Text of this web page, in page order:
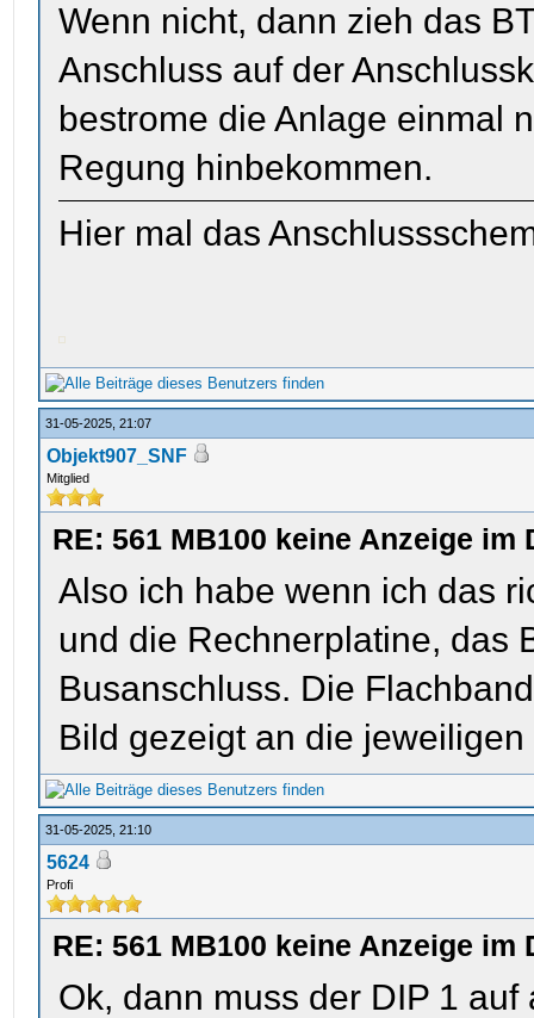
Wenn nicht, dann zieh das
Anschluss auf der
bestrome die Anlage einmal
Regung hinbekommen.
Hier mal das
31-05-2025, 21:07
Objekt907_SNF
Mitglied
RE: 561 MB100 keine Anzeige im
Also ich habe wenn ich das
und die Rechnerplatine, das
Busanschluss. Die
Bild gezeigt an die
31-05-2025, 21:10
5624
Profi
RE: 561 MB100 keine Anzeige im
Ok, dann muss der DIP 1 auf